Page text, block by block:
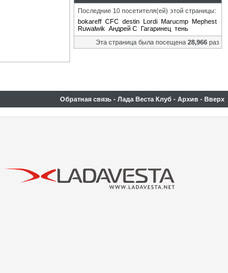
Последние 10 посетителя(ей) этой страницы:
bokareff CFC destin Lordi Marucmp Mephest
Ruwalwik Андрей С Гагаринец тень
Эта страница была посещена 28,966 раз
Обратная связь - Лада Веста Клуб - Архив - Вверх